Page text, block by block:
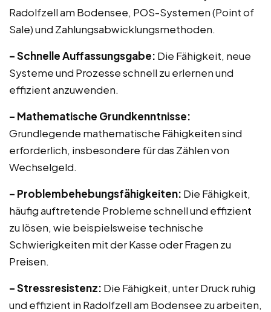
Radolfzell am Bodensee, POS-Systemen (Point of
Sale) und Zahlungsabwicklungsmethoden.
– Schnelle Auffassungsgabe: Die Fähigkeit, neue
Systeme und Prozesse schnell zu erlernen und
effizient anzuwenden.
– Mathematische Grundkenntnisse:
Grundlegende mathematische Fähigkeiten sind
erforderlich, insbesondere für das Zählen von
Wechselgeld.
– Problembehebungsfähigkeiten: Die Fähigkeit,
häufig auftretende Probleme schnell und effizient
zu lösen, wie beispielsweise technische
Schwierigkeiten mit der Kasse oder Fragen zu
Preisen.
– Stressresistenz: Die Fähigkeit, unter Druck ruhig
und effizient in Radolfzell am Bodensee zu arbeiten,